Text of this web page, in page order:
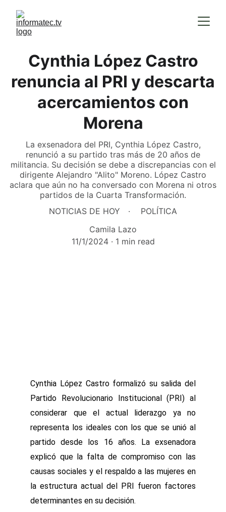
Cynthia López Castro
renuncia al PRI y descarta
acercamientos con
Morena
La exsenadora del PRI, Cynthia López Castro,
renunció a su partido tras más de 20 años de
militancia. Su decisión se debe a discrepancias con el
dirigente Alejandro "Alito" Moreno. López Castro
aclara que aún no ha conversado con Morena ni otros
partidos de la Cuarta Transformación.
NOTICIAS DE HOY
POLÍTICA
Camila Lazo
11/1/2024
1 min read
Cynthia López Castro formalizó su salida del
Partido Revolucionario Institucional (PRI) al
considerar que el actual liderazgo ya no
representa los ideales con los que se unió al
partido desde los 16 años. La exsenadora
explicó que la falta de compromiso con las
causas sociales y el respaldo a las mujeres en
la estructura actual del PRI fueron factores
determinantes en su decisión.